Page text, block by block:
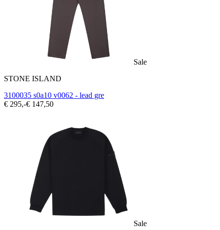
Sale
STONE ISLAND
3100035 s0a10 v0062 - lead gre
€ 295,-€ 147,50
Sale